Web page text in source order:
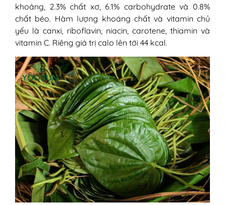
khoáng, 2.3% chất xơ, 6.1% carbohydrate và 0.8%
chất béo. Hàm lượng khoáng chất và vitamin chủ
yếu là canxi, riboflavin, niacin, carotene, thiamin và
vitamin C. Riêng giá trị calo lên tới 44 kcal.